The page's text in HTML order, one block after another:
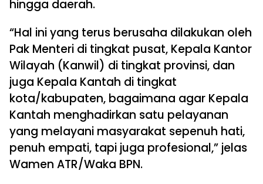
hingga daerah.
“Hal ini yang terus berusaha dilakukan oleh
Pak Menteri di tingkat pusat, Kepala Kantor
Wilayah (Kanwil) di tingkat provinsi, dan
juga Kepala Kantah di tingkat
kota/kabupaten, bagaimana agar Kepala
Kantah menghadirkan satu pelayanan
yang melayani masyarakat sepenuh hati,
penuh empati, tapi juga profesional,” jelas
Wamen ATR/Waka BPN.